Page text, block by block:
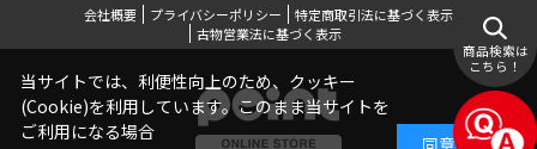
会社概要 プライバシーポリシー
特定商取引法に基づく表示
古物営業法に基づく表示
商品検索は
こちら！
当サイトでは、利便性向上のため、クッキー
(Cookie)を利用しています。このまま当サイトを
ご利用になる場合
同意する